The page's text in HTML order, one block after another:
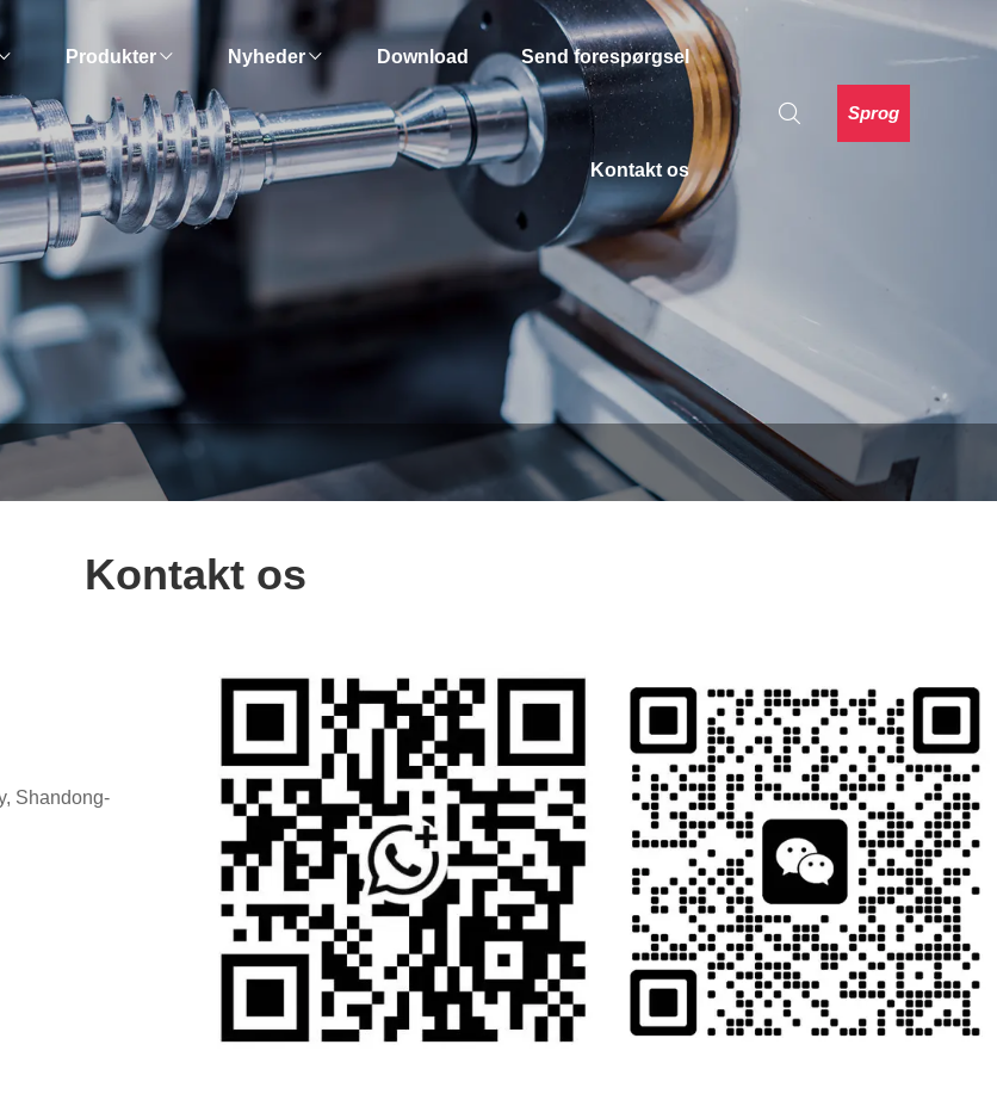
Produkter Nyheder Download Send forespørgsel
Kontakt os
Sprog
Kontakt os
Shandong-